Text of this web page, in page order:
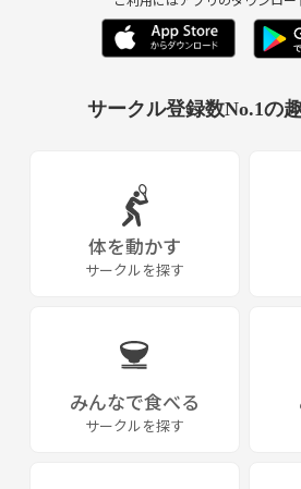
2月 バレンタインオフ会 スノボー 節分
サークル登録数No.1の
体を動かす
サークルを探す
みんなで食べる
サークルを探す